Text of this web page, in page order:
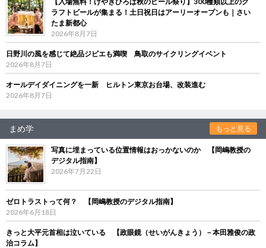
ラフトビールが集まる！土日祝日はアーリーオープンも｜さい
たま新都心
2026年8月7日
日野川の風を感じて絶品ジビエも満喫 鳥取のサイクリングイベント
2026年8月7日
オールデイダイニングを一新 ヒルトン東京お台場、改装進む
2026年8月7日
まめ学 もっと見る
写真に埋まっている位置情報はおっかないのか 【岡嶋教授の
デジタル指南】
2026年7月22日
ゼロトラストって何？ 【岡嶋教授のデジタル指南】
2026年6月18日
きっと大平元首相は泣いている 【政眼鏡（せいがんきょう）－本田雅俊の政
治コラム】